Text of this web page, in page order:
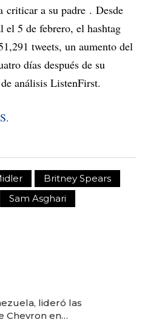
criticar a su padre . Desde
el 5 de febrero, el hashtag
tweets, un aumento del
días después de su
análisis ListenFirst.
Britney Spears
Sam Asghari
lideró las
Chevron en